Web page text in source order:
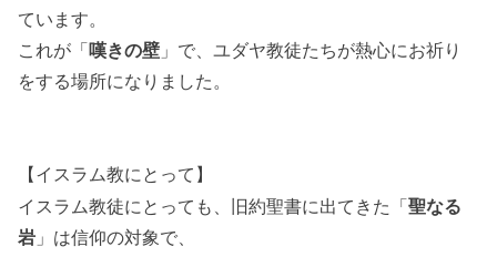
ています。
これが「 嘆きの壁 」で、ユダヤ教徒たちが熱心にお祈り
をする場所になりました。
【イスラム教にとって】
イスラム教徒にとっても、旧約聖書に出てきた「聖なる
岩 」は信仰の対象で、